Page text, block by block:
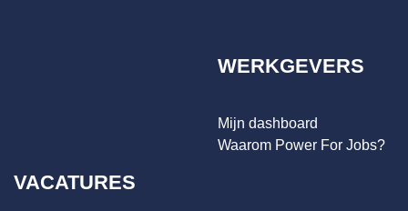
WERKGEVERS
Mijn dashboard
Waarom Power For Jobs?
VACATURES